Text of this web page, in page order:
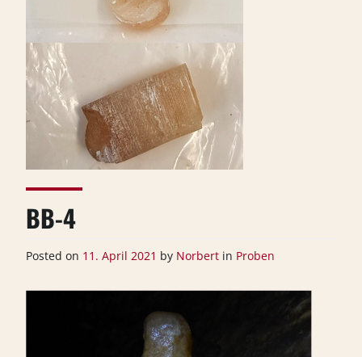
BB-4
Posted on 11. April 2021 by Norbert in Proben